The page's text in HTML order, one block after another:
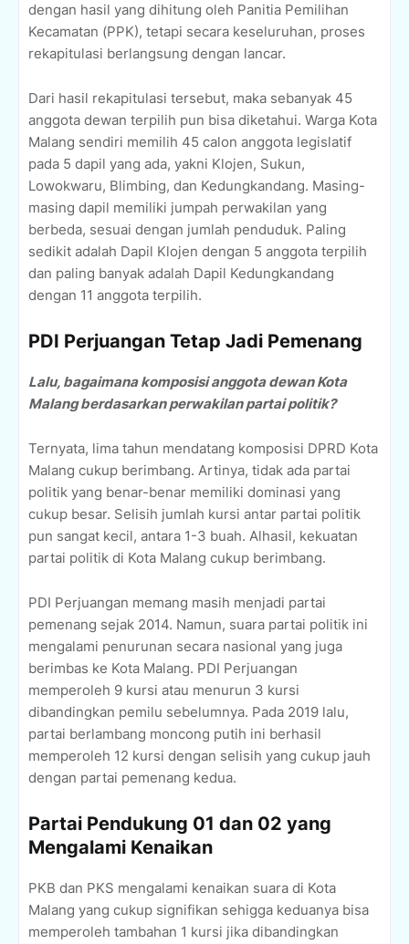
dengan hasil yang dihitung oleh Panitia Pemilihan
Kecamatan (PPK), tetapi secara keseluruhan, proses
rekapitulasi berlangsung dengan lancar.
Dari hasil rekapitulasi tersebut, maka sebanyak 45
anggota dewan terpilih pun bisa diketahui. Warga Kota
Malang sendiri memilih 45 calon anggota legislatif
pada 5 dapil yang ada, yakni Klojen, Sukun,
Lowokwaru, Blimbing, dan Kedungkandang. Masing-
masing dapil memiliki jumpah perwakilan yang
berbeda, sesuai dengan jumlah penduduk. Paling
sedikit adalah Dapil Klojen dengan 5 anggota terpilih
dan paling banyak adalah Dapil Kedungkandang
dengan 11 anggota terpilih.
PDI Perjuangan Tetap Jadi Pemenang
Lalu, bagaimana komposisi anggota dewan Kota
Malang berdasarkan perwakilan partai politik?
Ternyata, lima tahun mendatang komposisi DPRD Kota
Malang cukup berimbang. Artinya, tidak ada partai
politik yang benar-benar memiliki dominasi yang
cukup besar. Selisih jumlah kursi antar partai politik
pun sangat kecil, antara 1-3 buah. Alhasil, kekuatan
partai politik di Kota Malang cukup berimbang.
PDI Perjuangan memang masih menjadi partai
pemenang sejak 2014. Namun, suara partai politik ini
mengalami penurunan secara nasional yang juga
berimbas ke Kota Malang. PDI Perjuangan
memperoleh 9 kursi atau menurun 3 kursi
dibandingkan pemilu sebelumnya. Pada 2019 lalu,
partai berlambang moncong putih ini berhasil
memperoleh 12 kursi dengan selisih yang cukup jauh
dengan partai pemenang kedua.
Partai Pendukung 01 dan 02 yang
Mengalami Kenaikan
PKB dan PKS mengalami kenaikan suara di Kota
Malang yang cukup signifikan sehigga keduanya bisa
memperoleh tambahan 1 kursi jika dibandingkan